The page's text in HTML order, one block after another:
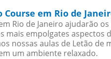
Course em Rio de
Rio de Janeiro ajudarão
mais empolgates
nossas aulas de Letão de
um ambiente relaxado.